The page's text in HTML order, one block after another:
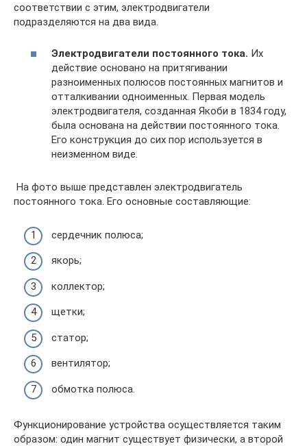
соответствии с этим, электродвигатели
подразделяются на два вида.
Электродвигатели постоянного тока. Их
действие основано на притягивании
разноименных полюсов постоянных магнитов и
отталкивании одноименных. Первая модель
электродвигателя, созданная Якоби в 1834 году,
была основана на действии постоянного тока.
Его конструкция до сих пор используется в
неизменном виде.
На фото выше представлен электродвигатель
постоянного тока. Его основные составляющие:
сердечник полюса;
якорь;
коллектор;
щетки;
статор;
вентилятор;
обмотка полюса.
Функционирование устройства осуществляется таким
образом: один магнит существует физически, а второй